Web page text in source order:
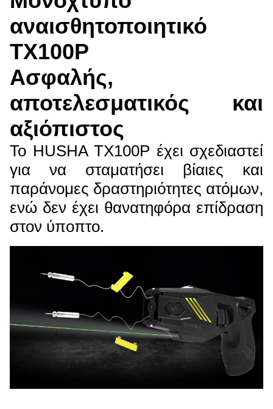
αναισθητοποιητικό
TX100P
Ασφαλής,
αποτελεσματικός και
αξιόπιστος
Το HUSHA TX100P έχει σχεδιαστεί
για να σταματήσει βίαιες και
παράνομες δραστηριότητες ατόμων,
ενώ δεν έχει θανατηφόρα επίδραση
στον ύποπτο.